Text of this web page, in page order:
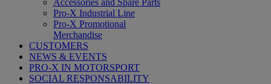
Accessories and Spare Parts
Pro-X Industrial Line
Pro-X Promotional
Merchandise
CUSTOMERS
NEWS & EVENTS
PRO-X IN MOTORSPORT
SOCIAL RESPONSABILITY